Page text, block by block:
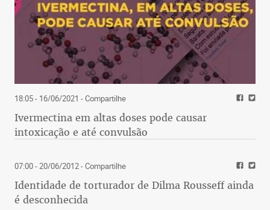
18:05 - 16/06/2021 - Compartilhe
Ivermectina em altas doses pode causar
intoxicação e até convulsão
07:00 - 20/06/2012- Compartilhe
Identidade de torturador de Dilma Rousseff ainda
é desconhecida